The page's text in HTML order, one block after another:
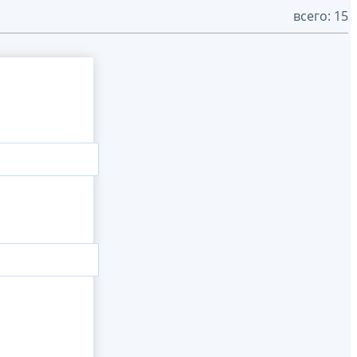
всего: 15